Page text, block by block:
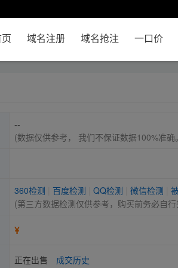
域名注册 域名抢注 一口价
--
(数据仅供参考， 我们不保证数据100%准确
360检测 百度检测 QQ检测 微信检测
(第三方数据检测仅供参考，购买前务必自
¥
正在出售 成交历史